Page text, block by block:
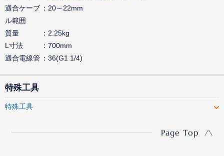
適合ケーブ
ル範囲
20～22mm
質量
2.25kg
L寸法
700mm
適合電線管
36(G1 1/4)
特殊工具
特殊工具
Page Top